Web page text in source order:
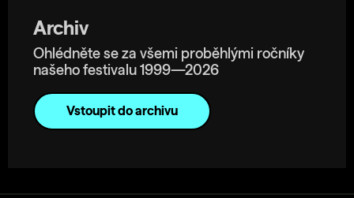
Archiv
Ohlédněte se za všemi proběhlými ročníky
našeho festivalu 1999—2026
Vstoupit do archivu